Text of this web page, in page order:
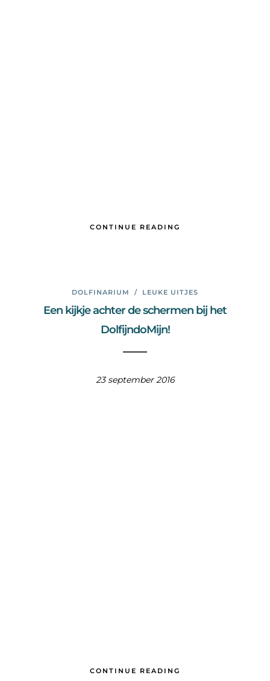
CONTINUE READING
DOLFINARIUM / LEUKE UITJES
Een kijkje achter de schermen bij het
DolfijndoMijn!
23 september 2016
CONTINUE READING